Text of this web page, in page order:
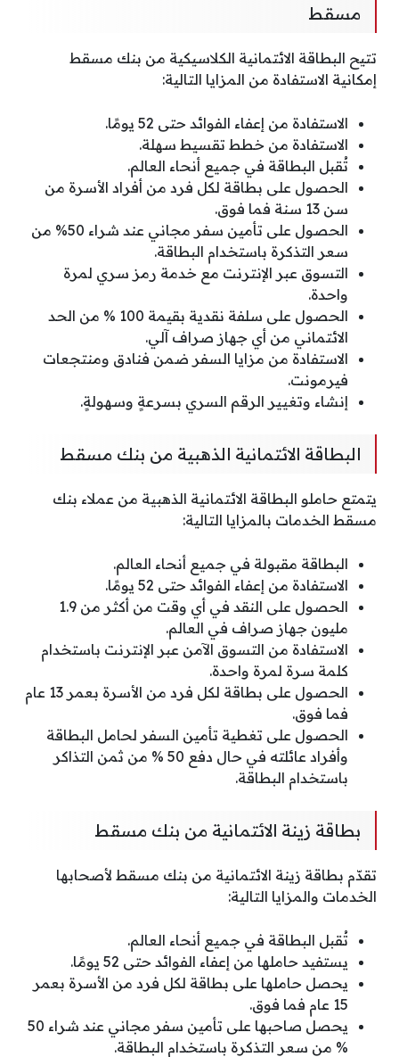
مسقط
تتيح البطاقة الائتمانية الكلاسيكية من بنك مسقط
إمكانية الاستفادة من المزايا التالية:
الاستفادة من إعفاء الفوائد حتى 52 يومًا.
الاستفادة من خطط تقسيط سهلة.
تُقبل البطاقة في جميع أنحاء العالم.
الحصول على بطاقة لكل فرد من أفراد الأسرة من
سن 13 سنة فما فوق.
الحصول على تأمين سفر مجاني عند شراء 50% من
سعر التذكرة باستخدام البطاقة.
التسوق عبر الإنترنت مع خدمة رمز سري لمرة
واحدة.
الحصول على سلفة نقدية بقيمة 100 % من الحد
الائتماني من أي جهاز صراف آلي.
الاستفادة من مزايا السفر ضمن فنادق ومنتجعات
فيرمونت.
إنشاء وتغيير الرقم السري بسرعةٍ وسهولةٍ.
البطاقة الائتمانية الذهبية من بنك مسقط
يتمتع حاملو البطاقة الائتمانية الذهبية من عملاء بنك
مسقط الخدمات بالمزايا التالية:
البطاقة مقبولة في جميع أنحاء العالم.
الاستفادة من إعفاء الفوائد حتى 52 يومًا.
الحصول على النقد في أي وقت من أكثر من 1.9
مليون جهاز صراف في العالم.
الاستفادة من التسوق الآمن عبر الإنترنت باستخدام
كلمة سرة لمرة واحدة.
الحصول على بطاقة لكل فرد من الأسرة بعمر 13 عام
فما فوق.
الحصول على تغطية تأمين السفر لحامل البطاقة
وأفراد عائلته في حال دفع 50 % من ثمن التذاكر
باستخدام البطاقة.
بطاقة زينة الائتمانية من بنك مسقط
تقدّم بطاقة زينة الائتمانية من بنك مسقط لأصحابها
الخدمات والمزايا التالية:
تُقبل البطاقة في جميع أنحاء العالم.
يستفيد حاملها من إعفاء الفوائد حتى 52 يومًا.
يحصل حاملها على بطاقة لكل فرد من الأسرة بعمر
15 عام فما فوق.
يحصل صاحبها على تأمين سفر مجاني عند شراء 50
% من سعر التذكرة باستخدام البطاقة.